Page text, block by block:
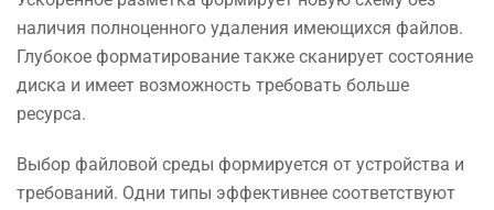
наличия полноценного удаления имеющихся файлов.
Глубокое форматирование также сканирует состояние
диска и имеет возможность требовать больше
ресурса.
Выбор файловой среды формируется от устройства и
требований. Одни типы эффективнее соответствуют